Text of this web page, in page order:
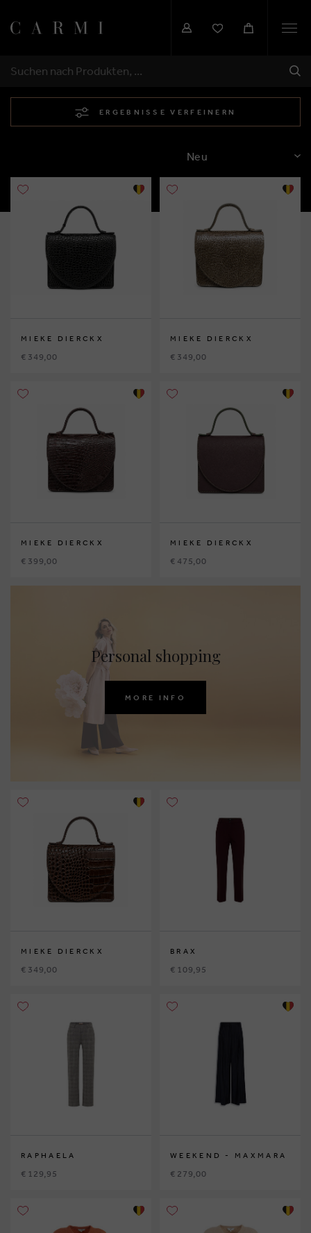
SUCHEN
ERGEBNISSE VERFEINERN
SORTIEREN
MIEKE DIERCKX
€ 349,00
MIEKE DIERCKX
€ 349,00
MIEKE DIERCKX
€ 399,00
MIEKE DIERCKX
€ 475,00
Personal shopping
MORE INFO
MIEKE DIERCKX
€ 349,00
BRAX
€ 109,95
RAPHAELA
€ 129,95
WEEKEND - MAXMARA
€ 279,00